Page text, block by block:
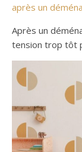
après un
Après un
tension trop tôt